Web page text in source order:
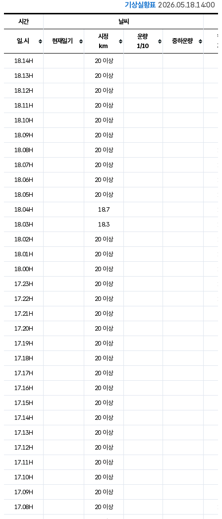
기상실황표 2026.05.18.14:00
도시별 기상실황표로 지점, 날씨, 기온, 강수, 바람, 기압등을 안내한 표입
시간 날씨
일.시 현재일기
시정
km
운량
1/10
중하운량
18.14H
20 이상
18.13H
20 이상
18.12H
20 이상
18.11H
20 이상
18.10H
20 이상
18.09H
20 이상
18.08H
20 이상
18.07H
20 이상
18.06H
20 이상
18.05H
20 이상
18.04H
18.7
18.03H
18.3
18.02H
20 이상
18.01H
20 이상
18.00H
20 이상
17.23H
20 이상
17.22H
20 이상
17.21H
20 이상
17.20H
20 이상
17.19H
20 이상
17.18H
20 이상
17.17H
20 이상
17.16H
20 이상
17.15H
20 이상
17.14H
20 이상
17.13H
20 이상
17.12H
20 이상
17.11H
20 이상
17.10H
20 이상
17.09H
20 이상
17.08H
20 이상